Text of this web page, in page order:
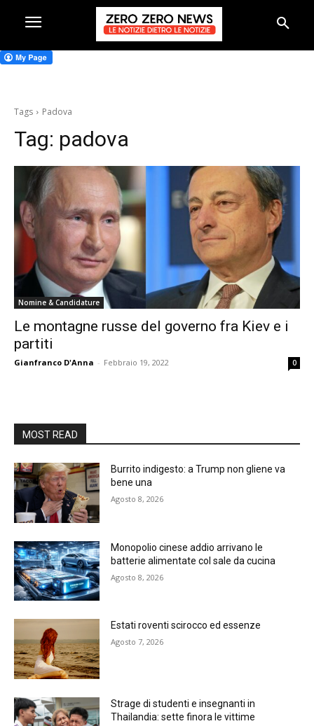
Tags Padova
Tag: padova
Nomine & Candidature
Le montagne russe del governo fra Kiev e i
partiti
Gianfranco D'Anna - Febbraio 19, 2022 0
MOST READ
Burrito indigesto: a Trump non gliene va
bene una
Agosto 8, 2026
Monopolio cinese addio arrivano le
batterie alimentate col sale da cucina
Agosto 8, 2026
Estati roventi scirocco ed essenze
Agosto 7, 2026
Strage di studenti e insegnanti in
Thailandia: sette finora le vittime